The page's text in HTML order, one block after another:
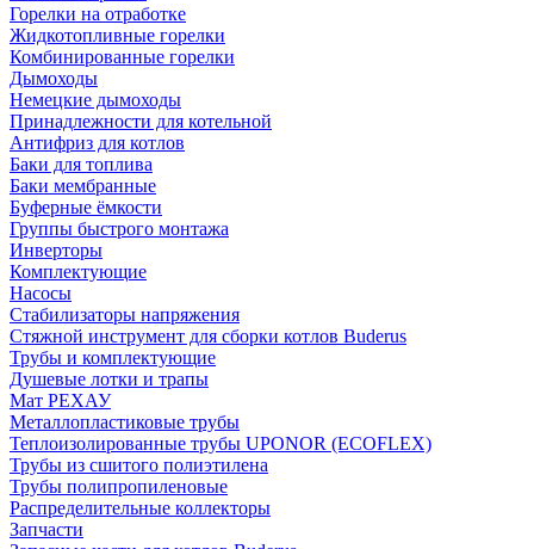
Горелки на отработке
Жидкотопливные горелки
Комбинированные горелки
Дымоходы
Немецкие дымоходы
Принадлежности для котельной
Антифриз для котлов
Баки для топлива
Баки мембранные
Буферные ёмкости
Группы быстрого монтажа
Инверторы
Комплектующие
Насосы
Стабилизаторы напряжения
Стяжной инструмент для сборки котлов Buderus
Трубы и комплектующие
Душевые лотки и трапы
Мат РЕХАУ
Металлопластиковые трубы
Теплоизолированные трубы UPONOR (ECOFLEX)
Трубы из сшитого полиэтилена
Трубы полипропиленовые
Распределительные коллекторы
Запчасти